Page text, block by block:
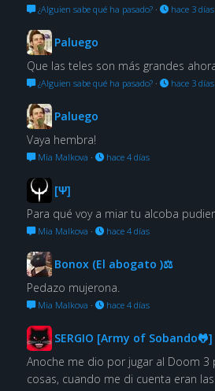
¿Alguien sabe qué ha pasado?· hace 3 días
Paluego
Que las teles son más grandes
¿Alguien sabe qué ha pasado?· hace 3 días
Paluego
Vaya hembra!
Mia Malkova · hace 4 días
[Ψ]
Para qué voy a miar tu alcoba
Mia Malkova · hace 4 días
Bonox (El abogato )⚖
Pedazo mujerona.
Mia Malkova · hace 4 días
SERGIO [Army of Sobando🐸]
Anoche me dio por jugar al Doom 3
cosas, cuando me di cuenta eran